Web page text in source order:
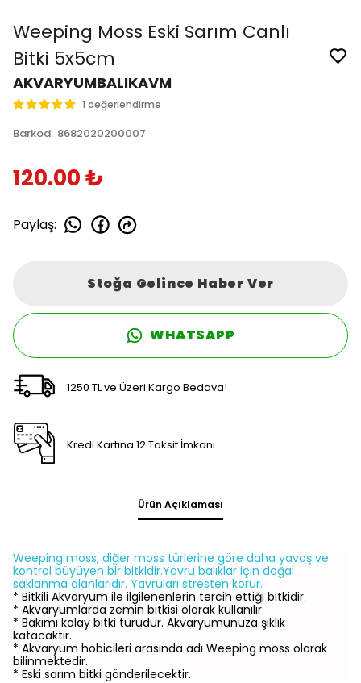
Weeping Moss Eski Sarım Canlı
Bitki 5x5cm
AKVARYUMBALIKAVM
1 değerlendirme
Barkod: 8682020200007
120.00 ₺
Paylaş:
Stoğa Gelince Haber Ver
WHATSAPP
1250 TL ve Üzeri Kargo Bedava!
Kredi Kartına 12 Taksit İmkanı
Ürün Açıklaması
Weeping moss, diğer moss türlerine göre daha yavaş ve
kontrol büyüyen bir bitkidir.Yavru balıklar için doğal
saklanma alanlarıdır. Yavruları stresten korur.
* Bitkili Akvaryum ile ilgilenenlerin tercih ettiği bitkidir.
* Akvaryumlarda zemin bitkisi olarak kullanılır.
* Bakımı kolay bitki türüdür. Akvaryumunuza şıklık
katacaktır.
* Akvaryum hobicileri arasında adı Weeping moss olarak
bilinmektedir.
* Eski sarım bitki gönderilecektir.